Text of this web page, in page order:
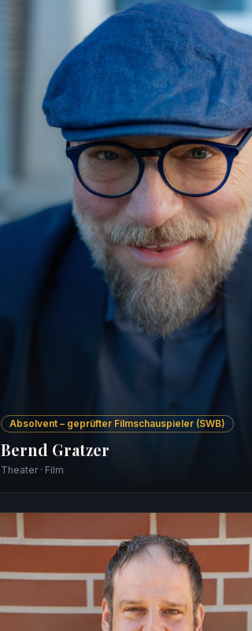
Absolvent – geprüfter Filmschauspieler (SWB)
Bernd Gratzer
Theater · Film